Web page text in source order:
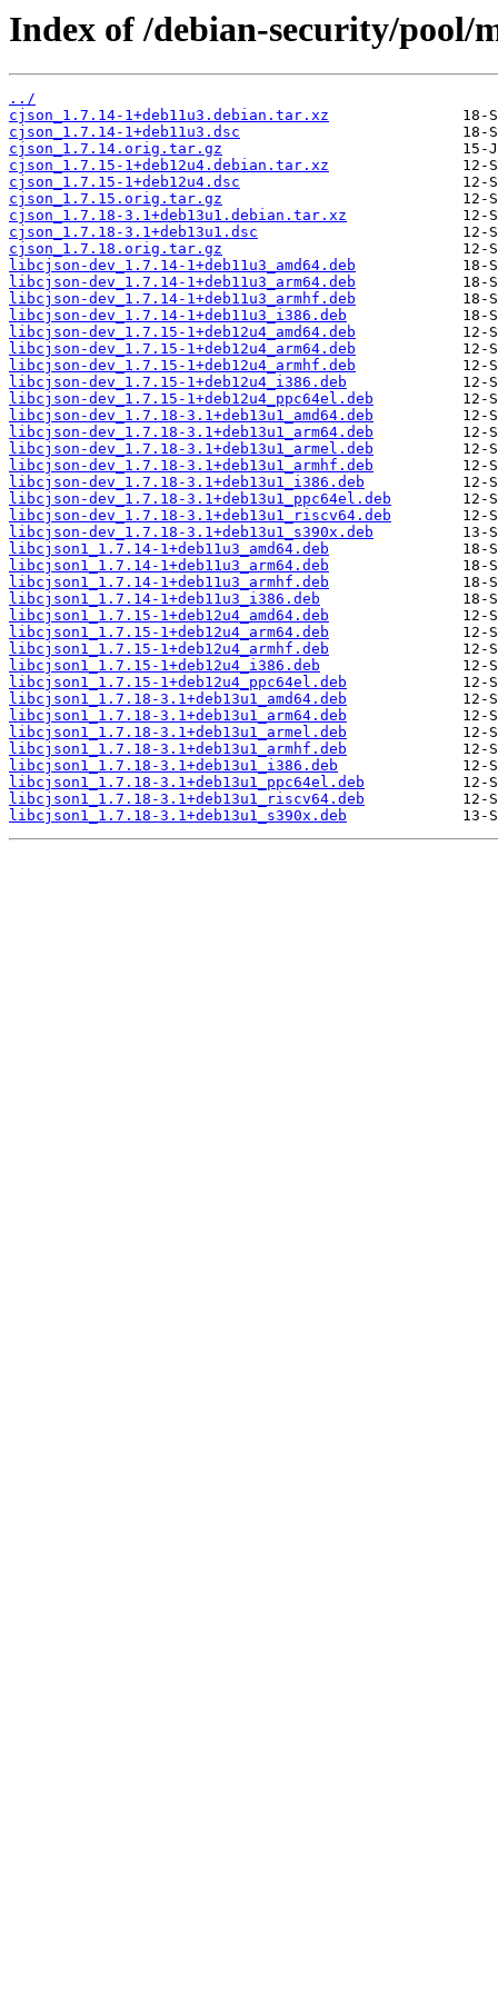
Index of /debian-security/pool/
../
cjson_1.7.14-1+deb11u3.debian.tar.xz
cjson_1.7.14-1+deb11u3.dsc
cjson_1.7.14.orig.tar.gz
cjson_1.7.15-1+deb12u4.debian.tar.xz
cjson_1.7.15-1+deb12u4.dsc
cjson_1.7.15.orig.tar.gz
cjson_1.7.18-3.1+deb13u1.debian.tar.xz
cjson_1.7.18-3.1+deb13u1.dsc
cjson_1.7.18.orig.tar.gz
libcjson-dev_1.7.14-1+deb11u3_amd64.deb
libcjson-dev_1.7.14-1+deb11u3_arm64.deb
libcjson-dev_1.7.14-1+deb11u3_armhf.deb
libcjson-dev_1.7.14-1+deb11u3_i386.deb
libcjson-dev_1.7.15-1+deb12u4_amd64.deb
libcjson-dev_1.7.15-1+deb12u4_arm64.deb
libcjson-dev_1.7.15-1+deb12u4_armhf.deb
libcjson-dev_1.7.15-1+deb12u4_i386.deb
libcjson-dev_1.7.15-1+deb12u4_ppc64el.deb
libcjson-dev_1.7.18-3.1+deb13u1_amd64.deb
libcjson-dev_1.7.18-3.1+deb13u1_arm64.deb
libcjson-dev_1.7.18-3.1+deb13u1_armel.deb
libcjson-dev_1.7.18-3.1+deb13u1_armhf.deb
libcjson-dev_1.7.18-3.1+deb13u1_i386.deb
libcjson-dev_1.7.18-3.1+deb13u1_ppc64el.deb
libcjson-dev_1.7.18-3.1+deb13u1_riscv64.deb
libcjson-dev_1.7.18-3.1+deb13u1_s390x.deb
libcjson1_1.7.14-1+deb11u3_amd64.deb
libcjson1_1.7.14-1+deb11u3_arm64.deb
libcjson1_1.7.14-1+deb11u3_armhf.deb
libcjson1_1.7.14-1+deb11u3_i386.deb
libcjson1_1.7.15-1+deb12u4_amd64.deb
libcjson1_1.7.15-1+deb12u4_arm64.deb
libcjson1_1.7.15-1+deb12u4_armhf.deb
libcjson1_1.7.15-1+deb12u4_i386.deb
libcjson1_1.7.15-1+deb12u4_ppc64el.deb
libcjson1_1.7.18-3.1+deb13u1_amd64.deb
libcjson1_1.7.18-3.1+deb13u1_arm64.deb
libcjson1_1.7.18-3.1+deb13u1_armel.deb
libcjson1_1.7.18-3.1+deb13u1_armhf.deb
libcjson1_1.7.18-3.1+deb13u1_i386.deb
libcjson1_1.7.18-3.1+deb13u1_ppc64el.deb
libcjson1_1.7.18-3.1+deb13u1_riscv64.deb
libcjson1_1.7.18-3.1+deb13u1_s390x.deb